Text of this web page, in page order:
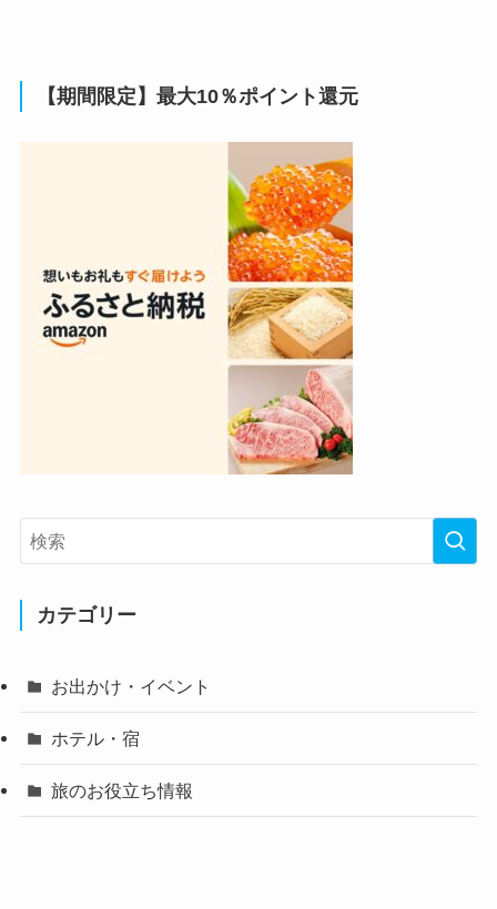
【期間限定】最大10％ポイント還元